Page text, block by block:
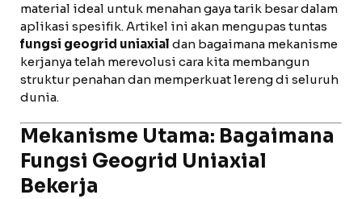
material ideal untuk menahan gaya tarik besar dalam
aplikasi spesifik. Artikel ini akan mengupas tuntas
fungsi geogrid uniaxial dan bagaimana mekanisme
kerjanya telah merevolusi cara kita membangun
struktur penahan dan memperkuat lereng di seluruh
dunia.
Mekanisme Utama: Bagaimana
Fungsi Geogrid Uniaxial
Bekerja